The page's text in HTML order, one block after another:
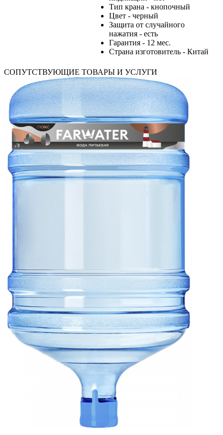
Тип крана - кнопочный
Цвет - черный
Защита от случайного
нажатия - есть
Гарантия - 12 мес.
Страна изготовитель - Китай
СОПУТСТВУЮЩИЕ ТОВАРЫ И УСЛУГИ